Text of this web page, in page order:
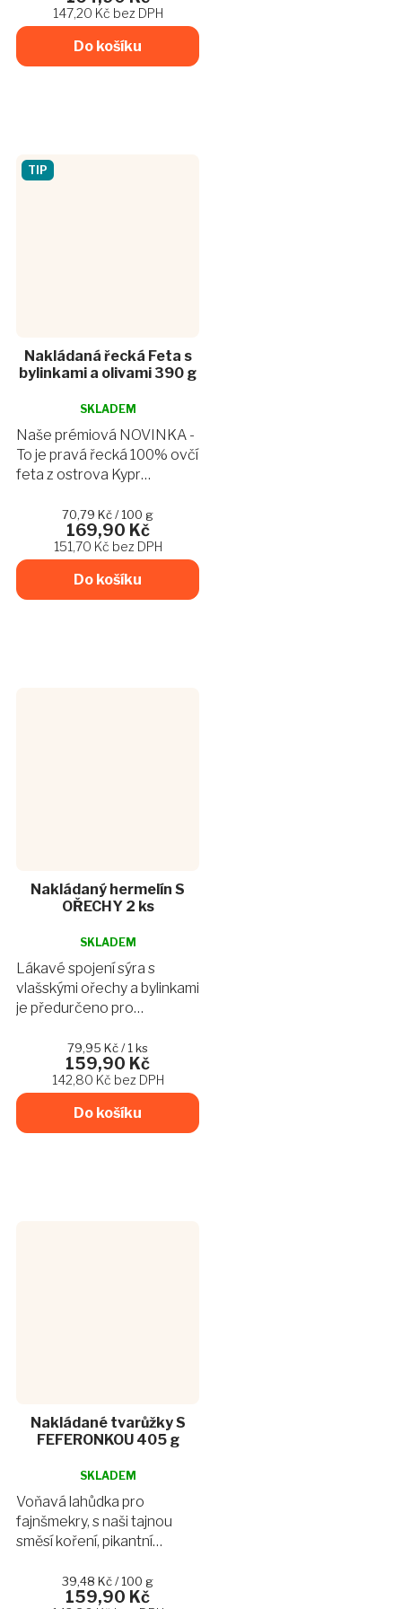
147,20 Kč bez DPH
Do košíku
pro extra zážitek....
TIP
Nakládaná řecká Feta s
bylinkami a olivami 390 g
produktu
je
5,0
z
hvězdiček.
SKLADEM
151,70 Kč bez DPH
169,90 Kč
Měrná
cena:
70,79 Kč / 100 g
Do košíku
Naše prémiová NOVINKA -
To je pravá řecká 100% ovčí
feta z ostrova Kypr
středozemních bylin s
olivami a červenou cibulí.
Nakládaný hermelín S
OŘECHY 2 ks
produktu
je
4,9
z
hvězdiček.
SKLADEM
142,80 Kč bez DPH
159,90 Kč
Měrná
cena:
79,95 Kč / 1 ks
Do košíku
Lákavé spojení sýra s
vlašskými ořechy a bylinkami
je předurčeno pro
Vhodný k pivu i vínu.
Nakládané tvarůžky S
FEFERONKOU 405 g
produktu
je
4,9
z
hvězdiček.
SKLADEM
159,90 Kč
Měrná
cena:
39,48 Kč / 100 g
Voňavá lahůdka pro
fajnšmekry, s naši tajnou
směsí koření, pikantní
marinovanou cibulí. Tato
dobrota Vám zaručeně